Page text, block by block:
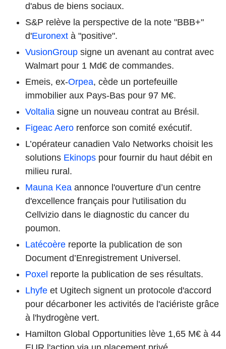
d'abus de biens sociaux.
S&P relève la perspective de la note "BBB+"
d'Euronext à "positive".
VusionGroup signe un avenant au contrat avec
Walmart pour 1 Md€ de commandes.
Emeis, ex-Orpea, cède un portefeuille
immobilier aux Pays-Bas pour 97 M€.
Voltalia signe un nouveau contrat au Brésil.
Figeac Aero renforce son comité exécutif.
L’opérateur canadien Valo Networks choisit les
solutions Ekinops pour fournir du haut débit en
milieu rural.
Mauna Kea annonce l'ouverture d’un centre
d'excellence français pour l'utilisation du
Cellvizio dans le diagnostic du cancer du
poumon.
Latécoère reporte la publication de son
Document d’Enregistrement Universel.
Poxel reporte la publication de ses résultats.
Lhyfe et Ugitech signent un protocole d'accord
pour décarboner les activités de l'aciériste grâce
à l'hydrogène vert.
Hamilton Global Opportunities lève 1,65 M€ à 44